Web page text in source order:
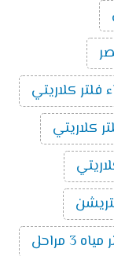
فلتر كلاريتي
كلاريتي
3 مراحل